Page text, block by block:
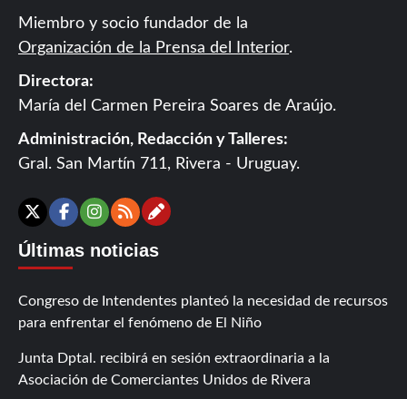
Miembro y socio fundador de la
Organización de la Prensa del Interior.
Directora:
María del Carmen Pereira Soares de Araújo.
Administración, Redacción y Talleres:
Gral. San Martín 711, Rivera - Uruguay.
X Facebook
Instagram
RSSContáctanos
Últimas noticias
Congreso de Intendentes planteó la necesidad de recursos
para enfrentar el fenómeno de El Niño
Junta Dptal. recibirá en sesión extraordinaria a la
Asociación de Comerciantes Unidos de Rivera